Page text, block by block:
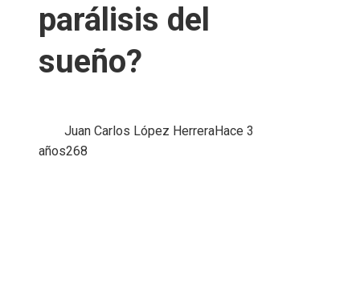
parálisis del
sueño?
Juan Carlos López HerreraHace 3
años268